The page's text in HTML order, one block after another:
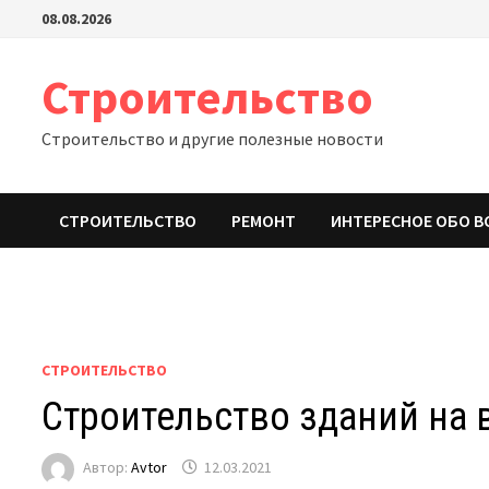
Перейти08.08.2026
Строительство
Строительство и другие полезные новости
СТРОИТЕЛЬСТВО РЕМОНТ ИНТЕРЕСНОЕ ОБО
СТРОИТЕЛЬСТВО
Строительство зданий на
Автор:Avtor 12.03.2021